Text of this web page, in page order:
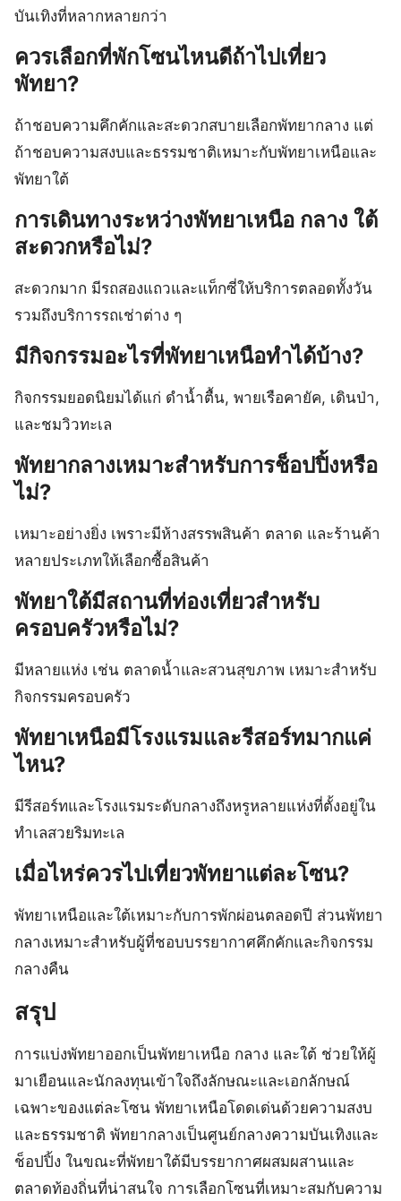
บันเทิงที่หลากหลายกว่า
ควรเลือกที่พักโซนไหนดีถ้าไปเที่ยว
พัทยา?
ถ้าชอบความคึกคักและสะดวกสบายเลือกพัทยากลาง แต่
ถ้าชอบความสงบและธรรมชาติเหมาะกับพัทยาเหนือและ
พัทยาใต้
การเดินทางระหว่างพัทยาเหนือ กลาง ใต้
สะดวกหรือไม่?
สะดวกมาก มีรถสองแถวและแท็กซี่ให้บริการตลอดทั้งวัน
รวมถึงบริการรถเช่าต่าง ๆ
มีกิจกรรมอะไรที่พัทยาเหนือทำได้บ้าง?
กิจกรรมยอดนิยมได้แก่ ดำน้ำตื้น, พายเรือคายัค, เดินป่า,
และชมวิวทะเล
พัทยากลางเหมาะสำหรับการช็อปปิ้งหรือ
ไม่?
เหมาะอย่างยิ่ง เพราะมีห้างสรรพสินค้า ตลาด และร้านค้า
หลายประเภทให้เลือกซื้อสินค้า
พัทยาใต้มีสถานที่ท่องเที่ยวสำหรับ
ครอบครัวหรือไม่?
มีหลายแห่ง เช่น ตลาดน้ำและสวนสุขภาพ เหมาะสำหรับ
กิจกรรมครอบครัว
พัทยาเหนือมีโรงแรมและรีสอร์ทมากแค่
ไหน?
มีรีสอร์ทและโรงแรมระดับกลางถึงหรูหลายแห่งที่ตั้งอยู่ใน
ทำเลสวยริมทะเล
เมื่อไหร่ควรไปเที่ยวพัทยาแต่ละโซน?
พัทยาเหนือและใต้เหมาะกับการพักผ่อนตลอดปี ส่วนพัทยา
กลางเหมาะสำหรับผู้ที่ชอบบรรยากาศคึกคักและกิจกรรม
กลางคืน
สรุป
การแบ่งพัทยาออกเป็นพัทยาเหนือ กลาง และใต้ ช่วยให้ผู้
มาเยือนและนักลงทุนเข้าใจถึงลักษณะและเอกลักษณ์
เฉพาะของแต่ละโซน พัทยาเหนือโดดเด่นด้วยความสงบ
และธรรมชาติ พัทยากลางเป็นศูนย์กลางความบันเทิงและ
ช็อปปิ้ง ในขณะที่พัทยาใต้มีบรรยากาศผสมผสานและ
ตลาดท้องถิ่นที่น่าสนใจ การเลือกโซนที่เหมาะสมกับความ